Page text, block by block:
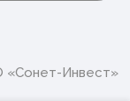
Инвест»